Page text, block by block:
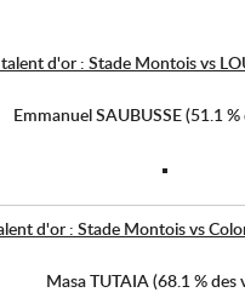
d'or : Stade Montois vs
Emmanuel SAUBUSSE (51.1
d'or : Stade Montois vs
Masa TUTAIA (68.1 % des